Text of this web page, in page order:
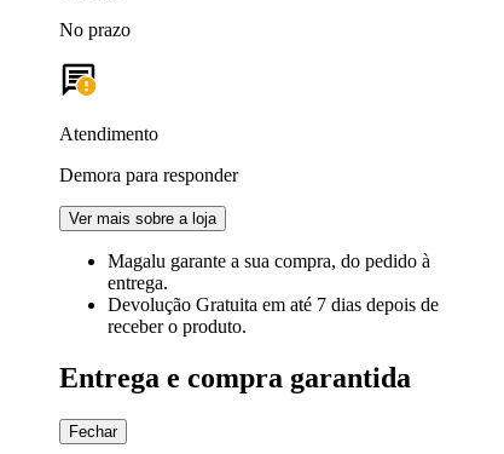
No prazo
Atendimento
Demora para responder
Ver mais sobre a loja
Magalu garante a sua compra, do pedido à
entrega.
Devolução Gratuita em até 7 dias depois de
receber o produto.
Entrega e compra garantida
Fechar